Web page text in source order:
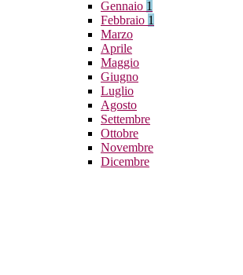
Gennaio 1
Febbraio 1
Marzo
Aprile
Maggio
Giugno
Luglio
Agosto
Settembre
Ottobre
Novembre
Dicembre